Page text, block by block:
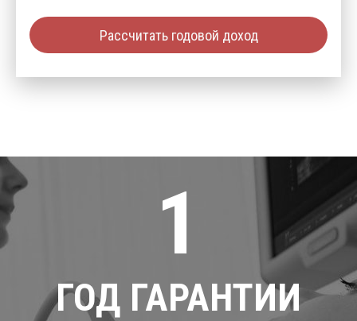
Рассчитать годовой доход
1
ГОД ГАРАНТИИ